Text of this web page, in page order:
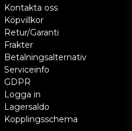
Kontakta oss
Köpvillkor
Retur/Garanti
Frakter
Betalningsalternativ
Serviceinfo
GDPR
Logga in
Lagersaldo
Kopplingsschema